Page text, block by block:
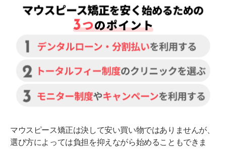
マウスピース矯正は決して安い買い物ではありませんが、
選び方によっては負担を抑えながら始めることもできま